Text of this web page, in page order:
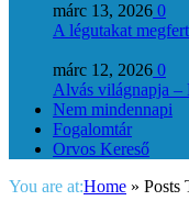
márc 13, 2026 0
A légutakat
márc 12, 2026 0
Alvás világnapja –
Nem mindennapi
Fogalomtár
Orvos Kereső
You are at:Home » Posts